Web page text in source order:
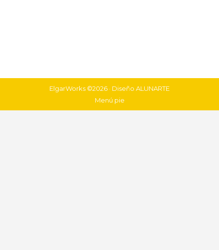
ElgarWorks ©2026 · Diseño ALUNARTE
Menú pie